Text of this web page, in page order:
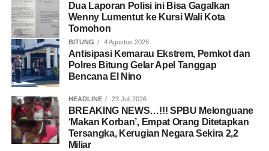
Dua Laporan Polisi ini Bisa Gagalkan
Wenny Lumentut ke Kursi Wali Kota
Tomohon
BITUNG 4 Agustus 2026
Antisipasi Kemarau Ekstrem, Pemkot dan
Polres Bitung Gelar Apel Tanggap
Bencana El Nino
HEADLINE 23 Juli 2026
BREAKING NEWS…!!! SPBU Melonguane
‘Makan Korban’, Empat Orang Ditetapkan
Tersangka, Kerugian Negara Sekira 2,2
Miliar